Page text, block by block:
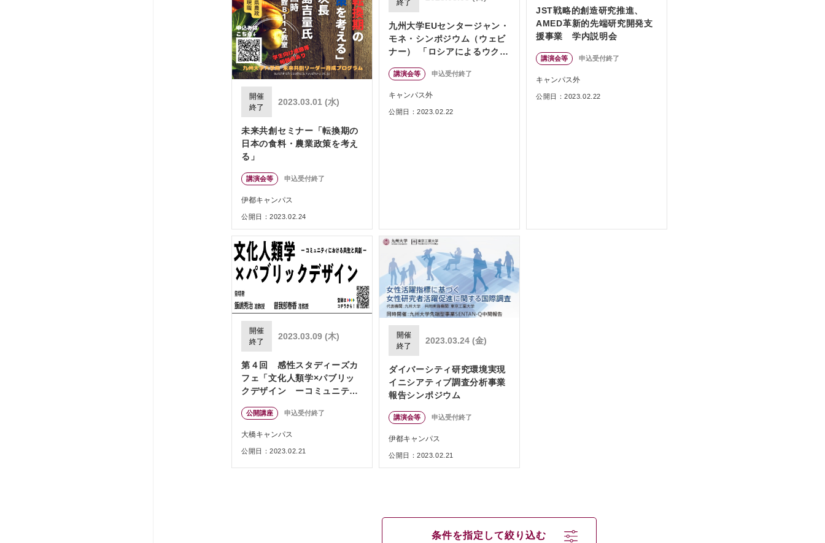
開催
終了
2023.03.01 (水)
未来共創セミナー「転換期の
日本の食料・農業政策を考え
る」
講演会等 申込受付終了
伊都キャンパス
公開日：2023.02.24
終了
九州大学EUセンタージャン・
モネ・シンポジウム（ウェビ
ナー） 「ロシアによるウクラ
の視点から掘り下げる－」
講演会等 申込受付終了
キャンパス外
公開日：2023.02.22
JST戦略的創造研究推進、
AMED革新的先端研究開発支
援事業 学内説明会
講演会等 申込受付終了
キャンパス外
公開日：2023.02.22
開催
終了
2023.03.09 (木)
第４回 感性スタディーズカ
フェ「文化人類学×パブリッ
クデザイン ーコミュニティ
公開講座 申込受付終了
大橋キャンパス
公開日：2023.02.21
開催
終了
2023.03.24 (金)
ダイバーシティ研究環境実現
イニシアティブ調査分析事業
報告シンポジウム
講演会等 申込受付終了
伊都キャンパス
公開日：2023.02.21
条件を指定して絞り込む